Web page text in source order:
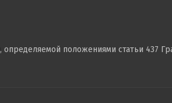
, определяемой положениями статьи 437